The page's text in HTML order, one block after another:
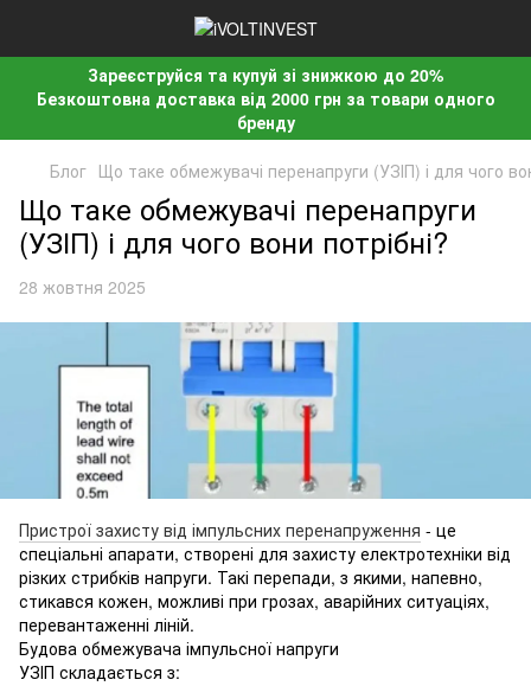
Зареєструйся та купуй зі знижкою до 20%
Безкоштовна доставка від 2000 грн за товари одного
бренду
Блог Що таке обмежувачі перенапруги (УЗІП) і для чого
Що таке обмежувачі перенапруги
(УЗІП) і для чого вони потрібні?
28 жовтня 2025
Пристрої захисту від імпульсних перенапруження - це
спеціальні апарати, створені для захисту електротехніки від
різких стрибків напруги. Такі перепади, з якими, напевно,
стикався кожен, можливі при грозах, аварійних ситуаціях,
перевантаженні ліній.
Будова обмежувача імпульсної напруги
УЗІП складається з: